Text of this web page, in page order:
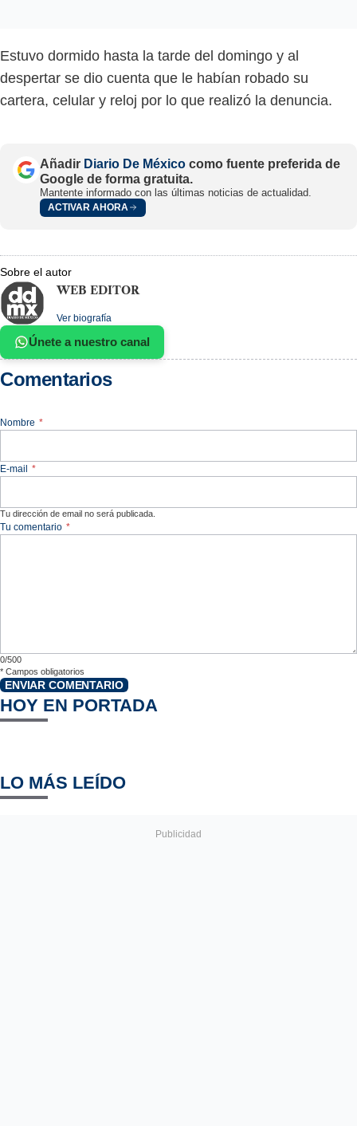
Estuvo dormido hasta la tarde del domingo y al
despertar se dio cuenta que le habían robado su
cartera, celular y reloj por lo que realizó la denuncia.
Añadir Diario De México como fuente preferida de
Google de forma gratuita.
Mantente informado con las últimas noticias de actualidad.
ACTIVAR AHORA
Sobre el autor
WEB EDITOR
Ver biografía
Únete a nuestro canal
Comentarios
Nombre *
E-mail *
Tu dirección de email no será publicada.
Tu comentario *
0/500
* Campos obligatorios
ENVIAR COMENTARIO
HOY EN PORTADA
LO MÁS LEÍDO